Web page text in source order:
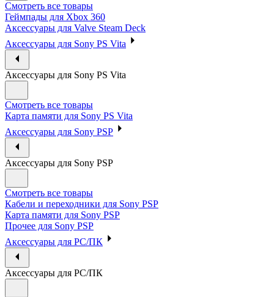
Смотреть все товары
Геймпады для Xbox 360
Аксессуары для Valve Steam Deck
Аксессуары для Sony PS Vita
Аксессуары для Sony PS Vita
Смотреть все товары
Карта памяти для Sony PS Vita
Аксессуары для Sony PSP
Аксессуары для Sony PSP
Смотреть все товары
Кабели и переходники для Sony PSP
Карта памяти для Sony PSP
Прочее для Sony PSP
Аксессуары для PC/ПК
Аксессуары для PC/ПК